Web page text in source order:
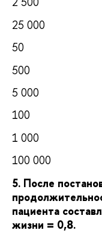
25 000
50
500
5 000
100
1 000
100 000
5. После
пациента
жизни = 0,8.